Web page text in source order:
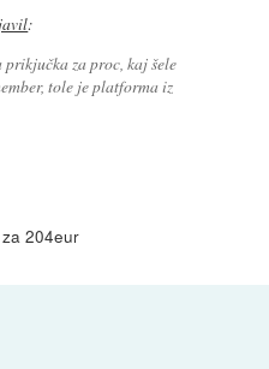
:
za proc, kaj šele
tole je platforma iz
204eur